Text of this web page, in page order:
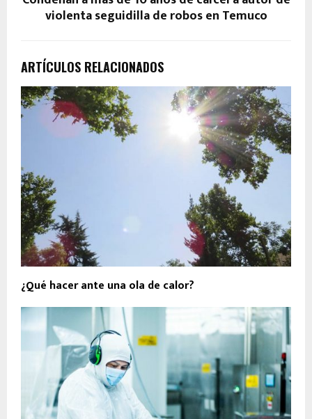
violenta seguidilla de robos en Temuco
ARTÍCULOS RELACIONADOS
¿Qué hacer ante una ola de calor?